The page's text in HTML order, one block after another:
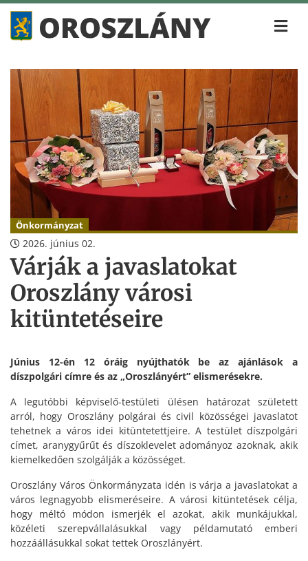
Önkormányzat
2026. június 02.
Várják a javaslatokat
Oroszlány városi
kitüntetéseire
Június 12-én 12 óráig nyújthatók be az ajánlások a
díszpolgári címre és az „Oroszlányért” elismerésekre.
A legutóbbi képviselő-testületi ülésen határozat született
arról, hogy Oroszlány polgárai és civil közösségei javaslatot
tehetnek a város idei kitüntetettjeire. A testület díszpolgári
címet, aranygyűrűt és díszoklevelet adományoz azoknak, akik
kiemelkedően szolgálják a közösséget.
Oroszlány Város Önkormányzata idén is várja a javaslatokat a
város legnagyobb elismeréseire. A városi kitüntetések célja,
hogy méltó módon ismerjék el azokat, akik munkájukkal,
közéleti szerepvállalásukkal vagy példamutató emberi
hozzáállásukkal sokat tettek Oroszlányért.